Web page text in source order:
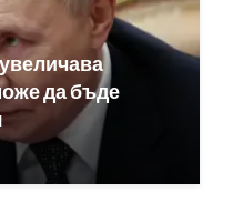
да бъде